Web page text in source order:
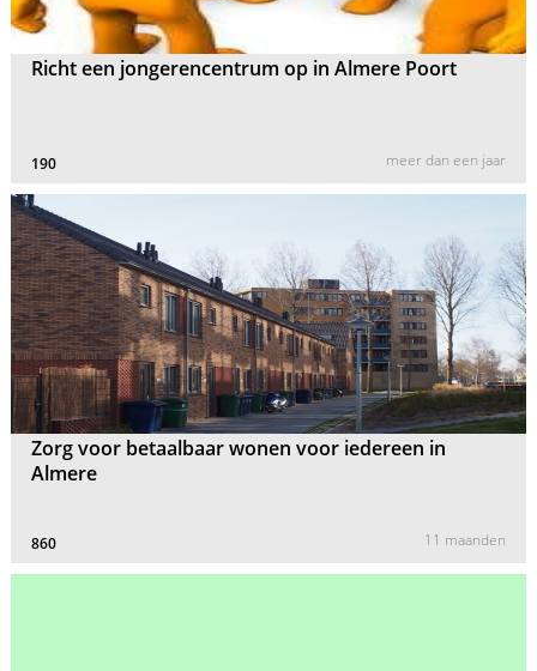
Richt een jongerencentrum op in Almere Poort
190 meer dan een jaar
Zorg voor betaalbaar wonen voor iedereen in
Almere
860 11 maanden